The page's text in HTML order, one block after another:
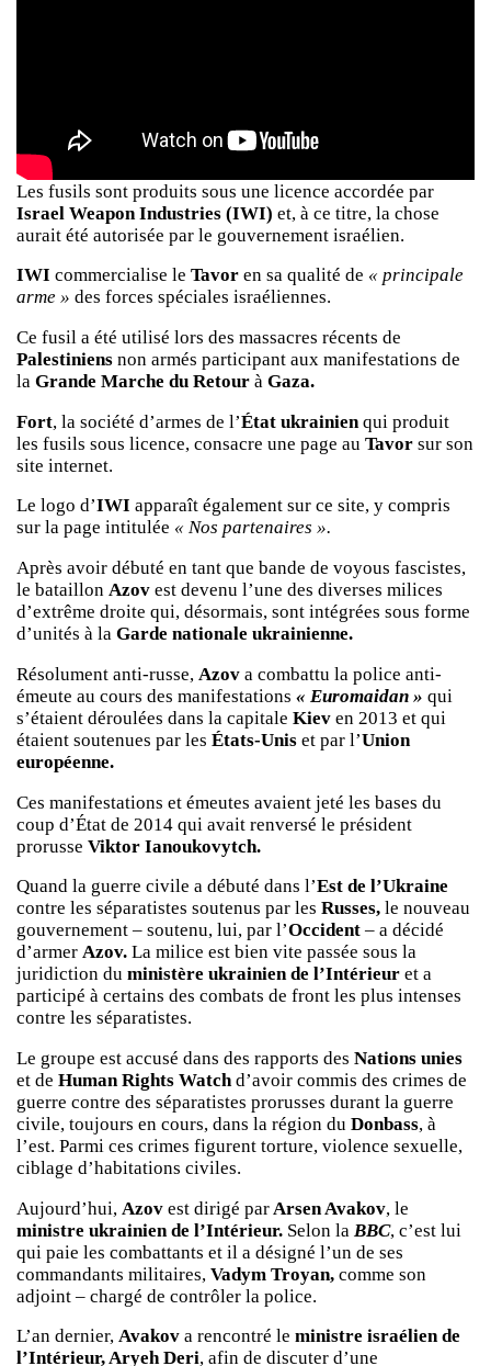
Les fusils sont produits sous une licence accordée par
Israel Weapon Industries (IWI) et, à ce titre, la chose
aurait été autorisée par le gouvernement israélien.
IWI commercialise le Tavor en sa qualité de « principale
arme » des forces spéciales israéliennes.
Ce fusil a été utilisé lors des massacres récents de
Palestiniens non armés participant aux manifestations de
la Grande Marche du Retour à Gaza.
Fort, la société d’armes de l’État ukrainien qui produit
les fusils sous licence, consacre une page au Tavor sur son
site internet.
Le logo d’IWI apparaît également sur ce site, y compris
sur la page intitulée « Nos partenaires ».
Après avoir débuté en tant que bande de voyous fascistes,
le bataillon Azov est devenu l’une des diverses milices
d’extrême droite qui, désormais, sont intégrées sous forme
d’unités à la Garde nationale ukrainienne.
Résolument anti-russe, Azov a combattu la police anti-
émeute au cours des manifestations « Euromaidan » qui
s’étaient déroulées dans la capitale Kiev en 2013 et qui
étaient soutenues par les États-Unis et par l’Union
européenne.
Ces manifestations et émeutes avaient jeté les bases du
coup d’État de 2014 qui avait renversé le président
prorusse Viktor Ianoukovytch.
Quand la guerre civile a débuté dans l’Est de l’Ukraine
contre les séparatistes soutenus par les Russes, le nouveau
gouvernement – soutenu, lui, par l’Occident – a décidé
d’armer Azov. La milice est bien vite passée sous la
juridiction du ministère ukrainien de l’Intérieur et a
participé à certains des combats de front les plus intenses
contre les séparatistes.
Le groupe est accusé dans des rapports des Nations unies
et de Human Rights Watchd’avoir commis des crimes de
guerre contre des séparatistes prorusses durant la guerre
civile, toujours en cours, dans la région du Donbass, à
l’est. Parmi ces crimes figurent torture, violence sexuelle,
ciblage d’habitations civiles.
Aujourd’hui, Azov est dirigé par Arsen Avakov, le
ministre ukrainien de l’Intérieur. Selon la BBC, c’est lui
qui paie les combattants et il a désigné l’un de ses
commandants militaires, Vadym Troyan, comme son
adjoint – chargé de contrôler la police.
L’an dernier, Avakov a rencontré le ministre israélien de
l’Intérieur, Aryeh Deri, afin de discuter d’une